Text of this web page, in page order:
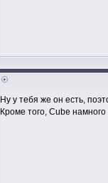
Ну у тебя же он есть,
Кроме того, Cube